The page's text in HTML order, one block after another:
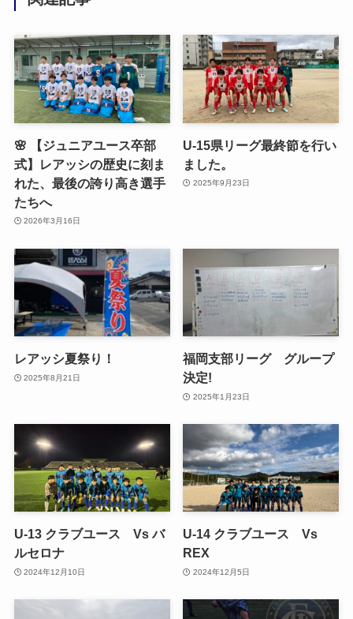
🌸 【ジュニアユース卒部
式】レアッシの歴史に刻ま
れた、最後の誇り高き選手
たちへ
2026年3月16日
U-15県リーグ最終節を行い
ました。
2025年9月23日
レアッシ夏祭り！
2025年8月21日
福岡支部リーグ グループ
決定!
2025年1月23日
U-13 クラブユース Vs バ
ルセロナ
2024年12月10日
U-14 クラブユース Vs
REX
2024年12月5日